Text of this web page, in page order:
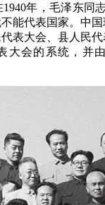
年，毛泽东同
能代表国家。中
表大会、县人民
大会的系统，并